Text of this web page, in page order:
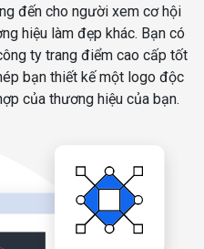
đến cho người xem cơ hội
hiệu làm đẹp khác. Bạn có
ty trang điểm cao cấp tốt
bạn thiết kế một logo độc
của thương hiệu của bạn.